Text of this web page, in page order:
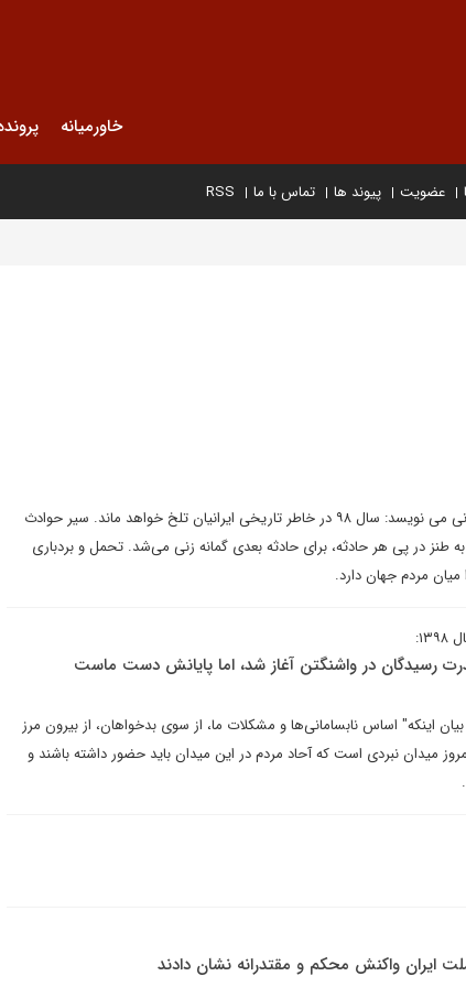
خاورمیانه
عضویت پیوند ها تماس با ما RSS
جلال خوشچهره در یادداشتی برای دیپلماسی ایرانی می نویسد: سال ۹۸ در خاطر تاریخی ایرانیان تلخ خواهد ماند. سیر حوادث
طنز در پی هر حادثه، برای حادثه بعدی گمانه زنی می‌شد. تحمل و بردباری
مردم جهان دارد.
رسیدگان در واشنگتن آغاز شد، اما پایانش دست ماست
اینکه" اساس نابسامانی‌ها و مشکلات ما، از سوی بدخواهان، از بیرون مرز
میدان نبردی است که آحاد مردم در این میدان باید حضور داشته باشند و
ایران واکنش محکم و مقتدرانه نشان دادند